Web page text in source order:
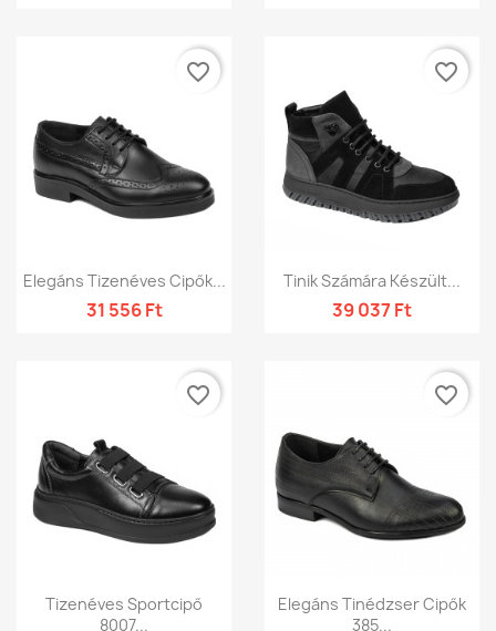
Elegáns Tizenéves Cipők...
31 556 Ft
favorite_border
Tinik Számára Készült...
39 037 Ft
favorite_border
Tizenéves Sportcipő
8007...
favorite_border
Elegáns Tinédzser Cipők
385...
favorite_border